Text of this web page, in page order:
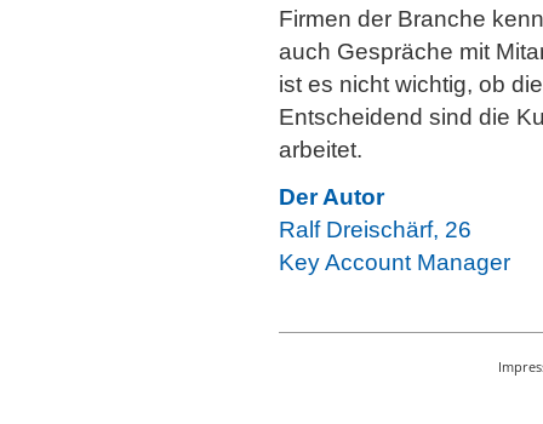
Firmen der Branche
auch Gespräche mit
ist es nicht wichtig, ob
Entscheidend sind die
arbeitet.
Der Autor
Ralf Dreischärf, 26
Key Account Manager